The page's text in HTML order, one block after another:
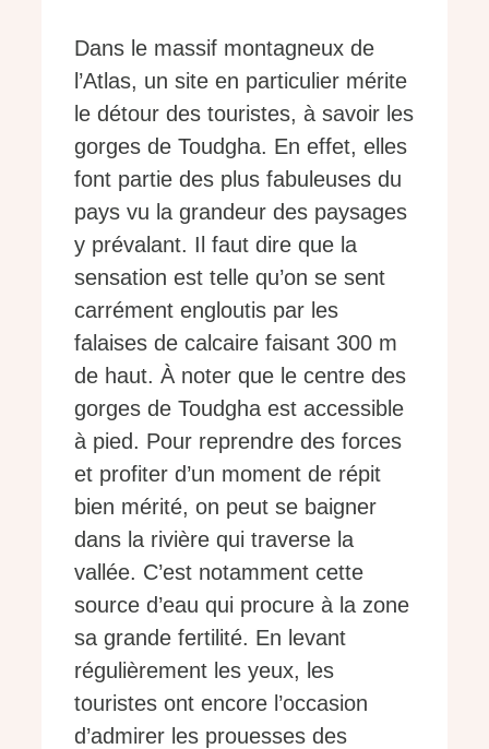
Dans le massif montagneux de
l’Atlas, un site en particulier mérite
le détour des touristes, à savoir les
gorges de Toudgha. En effet, elles
font partie des plus fabuleuses du
pays vu la grandeur des paysages
y prévalant. Il faut dire que la
sensation est telle qu’on se sent
carrément engloutis par les
falaises de calcaire faisant 300 m
de haut. À noter que le centre des
gorges de Toudgha est accessible
à pied. Pour reprendre des forces
et profiter d’un moment de répit
bien mérité, on peut se baigner
dans la rivière qui traverse la
vallée. C’est notamment cette
source d’eau qui procure à la zone
sa grande fertilité. En levant
régulièrement les yeux, les
touristes ont encore l’occasion
d’admirer les prouesses des